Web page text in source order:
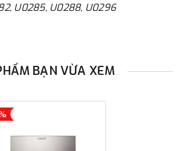
U0285, U0288, U0296
BẠN VỪA XEM